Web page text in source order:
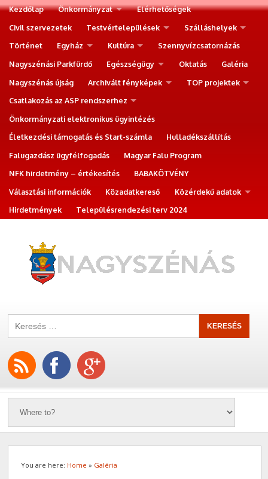
Kezdőlap Önkormányzat
Elérhetőségek
Civil szervezetek
Testvértelepülések
Szálláshelyek
Történet
Egyház Kultúra
Szennyvízcsatornázás
Nagyszénási Parkfürdő
Egészségügy Oktatás
Galéria
Nagyszénás újság
Archivált fényképek
TOP projektek
Csatlakozás az ASP rendszerhez
Önkormányzati elektronikus ügyintézés
Életkezdési támogatás és Start-számla
Hulladékszállítás
Falugazdász ügyfélfogadás
Magyar Falu Program
NFK hirdetmény – értékesítés
BABAKÖTVÉNY
Választási információk
Közadatkereső
Közérdekű adatok
Hirdetmények
Településrendezési terv 2024
You are here: Home » Galéria